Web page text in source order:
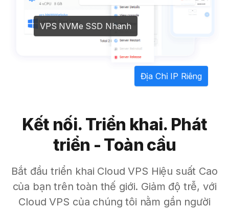
VPS NVMe SSD Nhanh
Địa Chỉ IP Riêng
Kết nối. Triển khai. Phát
triển - Toàn cầu
Bắt đầu triển khai Cloud VPS Hiệu suất Cao
của bạn trên toàn thế giới. Giảm độ trễ, với
Cloud VPS của chúng tôi nằm gần người